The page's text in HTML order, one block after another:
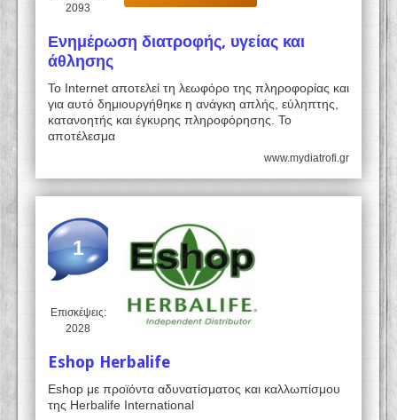
2093
Ενημέρωση διατροφής, υγείας και
άθλησης
Το Internet αποτελεί τη λεωφόρο της πληροφορίας και
για αυτό δημιουργήθηκε η ανάγκη απλής, εύληπτης,
κατανοητής και έγκυρης πληροφόρησης. Το
αποτέλεσμα
www.mydiatrofi.gr
1
Επισκέψεις:
2028
Eshop Herbalife
Eshop με προϊόντα αδυνατίσματος και καλλωπίσμου
της Herbalife International